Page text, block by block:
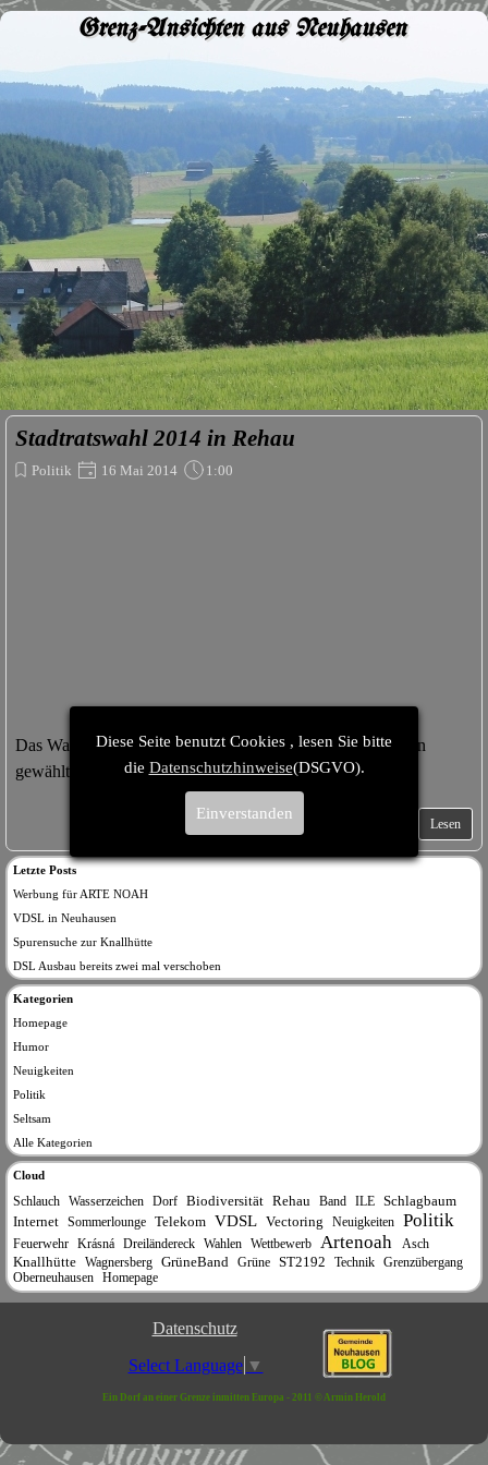
Grenz-Ansichten aus Neuhausen
Stadtratswahl 2014 in Rehau
Politik 16 Mai 2014 1:00
Das Wahlmonat im Jahr 2014 Stadt,Land, Kreisräte wurden
gewählt
Lesen
Letzte Posts
Werbung für ARTE NOAH
VDSL in Neuhausen
Spurensuche zur Knallhütte
DSL Ausbau bereits zwei mal verschoben
Kategorien
Homepage
Humor
Neuigkeiten
Politik
Seltsam
Alle Kategorien
Cloud
Schlauch Wasserzeichen Dorf Biodiversität Rehau Band ILE
Schlagbaum
Internet
Sommerlounge Telekom VDSL Vectoring Neuigkeiten Politik
Feuerwehr Krásná Dreiländereck Wahlen Wettbewerb Artenoah Asch
Knallhütte Wagnersberg GrüneBand Grüne ST2192 Technik
Grenzübergang
Oberneuhausen
Homepage
Ein Dorf an einer Grenze inmitten Europa - 2011 © Armin Herold
Datenschutz
Select Language ▼
Diese Seite benutzt Cookies , lesen Sie bitte
die Datenschutzhinweise(DSGVO).
Einverstanden